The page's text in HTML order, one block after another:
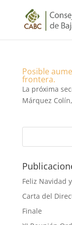
Posible
frontera.
La próxima
Márquez
Feliz Navidad
Carta del
Finale